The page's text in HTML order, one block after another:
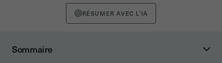
RÉSUMER AVEC L'IA
Sommaire